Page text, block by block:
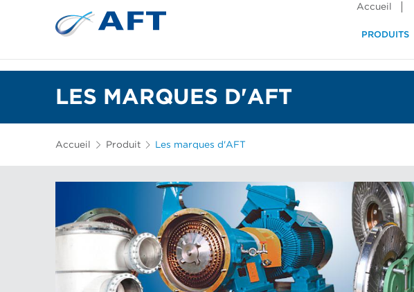
Accueil
PRODUITS
LES MARQUES D'AFT
Accueil Produit Les marques d'AFT